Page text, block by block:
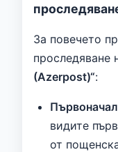
За повечето
проследяване
(Azerpost)“:
видите
от